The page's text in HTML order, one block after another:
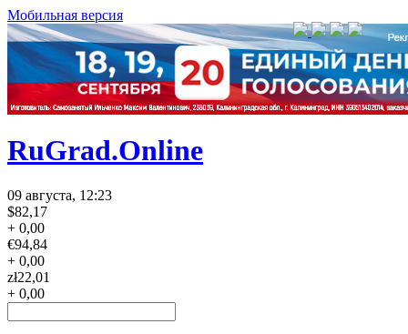
Мобильная версия
RuGrad.Online
09 августа, 12:23
$82,17
+ 0,00
€94,84
+ 0,00
zł22,01
+ 0,00